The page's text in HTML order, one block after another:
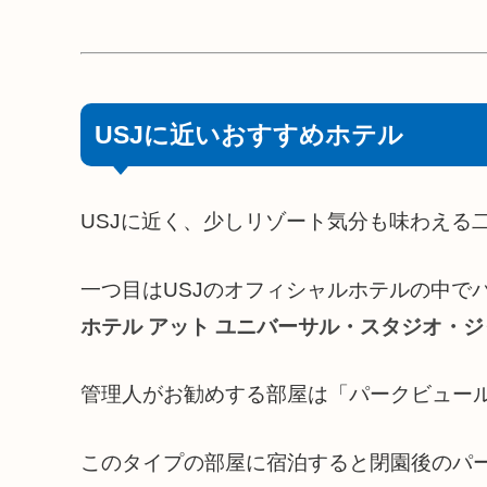
USJに近いおすすめホテル
USJに近く、少しリゾート気分も味わえる
一つ目はUSJのオフィシャルホテルの中で
ホテル アット ユニバーサル・スタジオ・
管理人がお勧めする部屋は「パークビュー
このタイプの部屋に宿泊すると閉園後のパ